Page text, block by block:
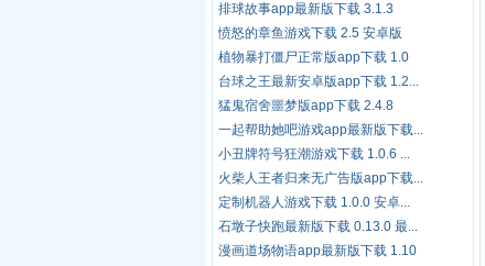
排球故事app最新版下载 3.1.3
愤怒的章鱼游戏下载 2.5 安卓版
植物暴打僵尸正常版app下载 1.0
台球之王最新安卓版app下载 1.2...
猛鬼宿舍噩梦版app下载 2.4.8
一起帮助她吧游戏app最新版下载...
小丑牌符号狂潮游戏下载 1.0.6 ...
火柴人王者归来无广告版app下载...
定制机器人游戏下载 1.0.0 安卓...
石墩子快跑最新版下载 0.13.0 最...
漫画道场物语app最新版下载 1.10